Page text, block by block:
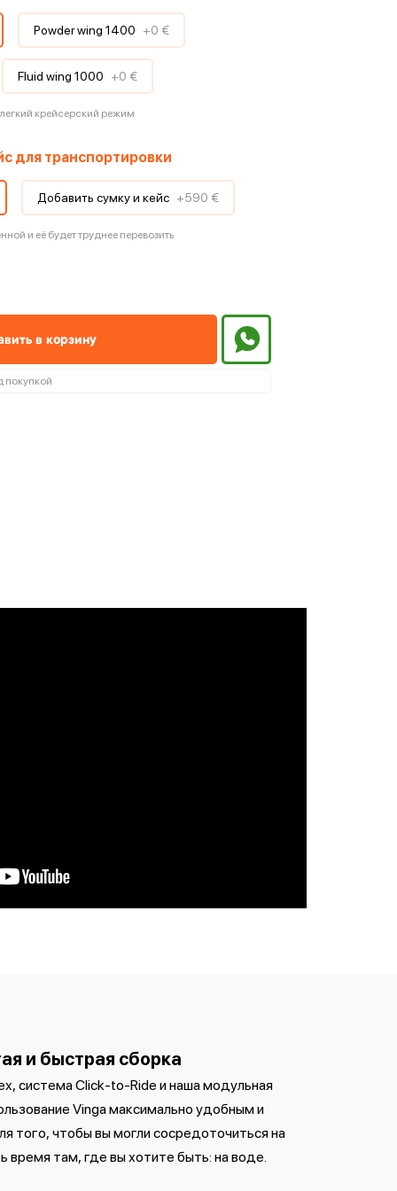
Powder wing 1400 +0 €
Fluid wing 1000 +0 €
крейсерский режим
для транспортировки
Добавить сумку и кейс +590 €
и её будет труднее перевозить
в корзину
покупкой
и быстрая сборка
система Click-to-Ride и наша модульная
Vinga максимально удобным и
того, чтобы вы могли сосредоточиться на
время там, где вы хотите быть: на воде.